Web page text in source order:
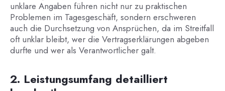
unklare Angaben führen nicht nur zu praktischen
Problemen im Tagesgeschäft, sondern erschweren
auch die Durchsetzung von Ansprüchen, da im Streitfall
oft unklar bleibt, wer die Vertragserklärungen abgeben
durfte und wer als Verantwortlicher galt.
2. Leistungsumfang detailliert